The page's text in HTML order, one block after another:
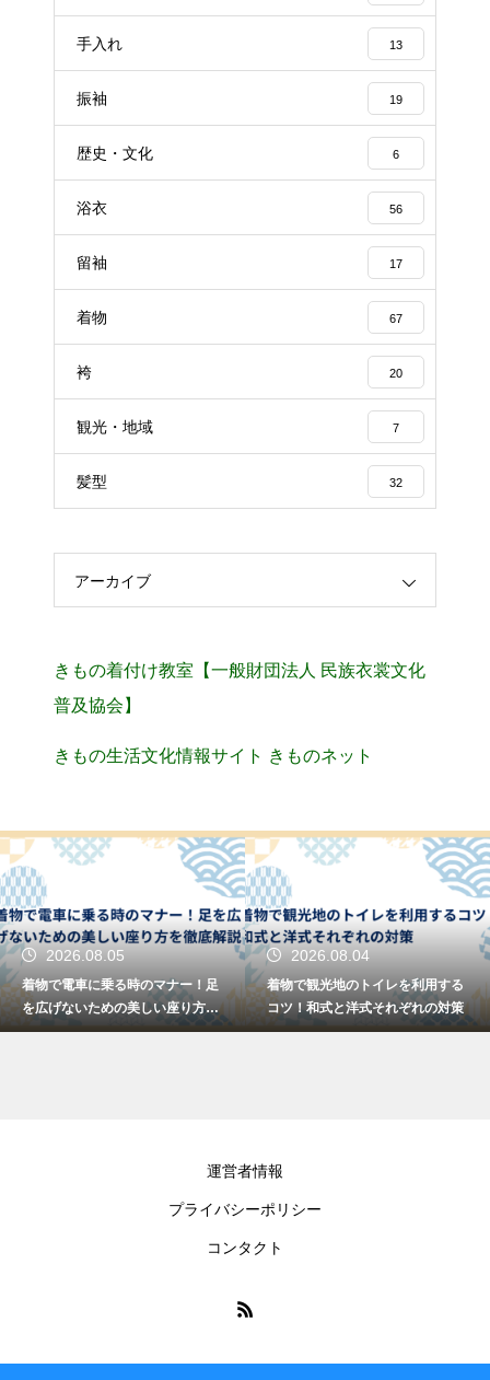
手入れ 13
振袖 19
歴史・文化 6
浴衣 56
留袖 17
着物 67
袴 20
観光・地域 7
髪型 32
アーカイブ
きもの着付け教室【一般財団法人 民族衣裳文化
普及協会】
きもの生活文化情報サイト きものネット
2026.08.05
着物で電車に乗る時のマナー！足
を広げないための美しい座り方を
徹底解説
2026.08.04
着物で観光地のトイレを利用する
コツ！和式と洋式それぞれの対策
運営者情報
プライバシーポリシー
コンタクト